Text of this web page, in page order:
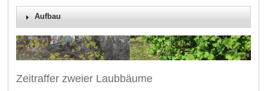
Aufbau
Zeitraffer zweier Laubbäume